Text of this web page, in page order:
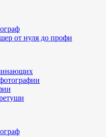
от нуля до профи